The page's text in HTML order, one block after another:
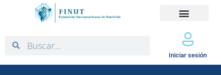
Iniciar sesión